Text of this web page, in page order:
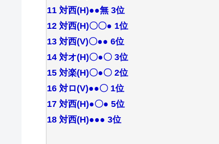
11 対西(H)●●無 3位
12 対西(H)〇〇● 1位
13 対西(V)〇●● 6位
14 対オ(H)〇●〇 3位
15 対楽(H)〇●〇 2位
16 対ロ(V)●●〇 1位
17 対西(H)●〇● 5位
18 対西(H)●●● 3位